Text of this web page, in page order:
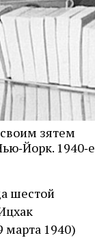
зятем
шестой
марта 1940)